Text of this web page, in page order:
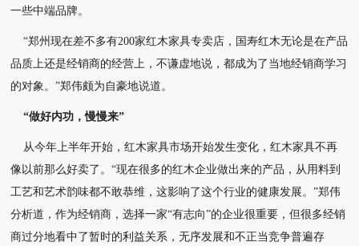
一些中端品牌。
“郑州现在差不多有200家红木家具专卖店，国寿红木无论是在产品
品质上还是经销商的经营上，不谦虚地说，都成为了当地经销商学习
的对象。”郑伟颇为自豪地说道。
“做好内功，慢慢来”
从今年上半年开始，红木家具市场开始发生变化，红木家具不再
像以前那么好卖了。“现在很多的红木企业做出来的产品，从用料到
工艺和艺术韵味都不敢恭维，这影响了这个行业的健康发展。”郑伟
分析道，作为经销商，选择一家“有志向”的企业很重要，但很多经销
商过分地看中了暂时的利益关系，无序发展和不正当竞争普遍存